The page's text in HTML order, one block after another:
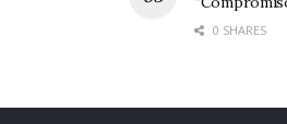
0 SHARES